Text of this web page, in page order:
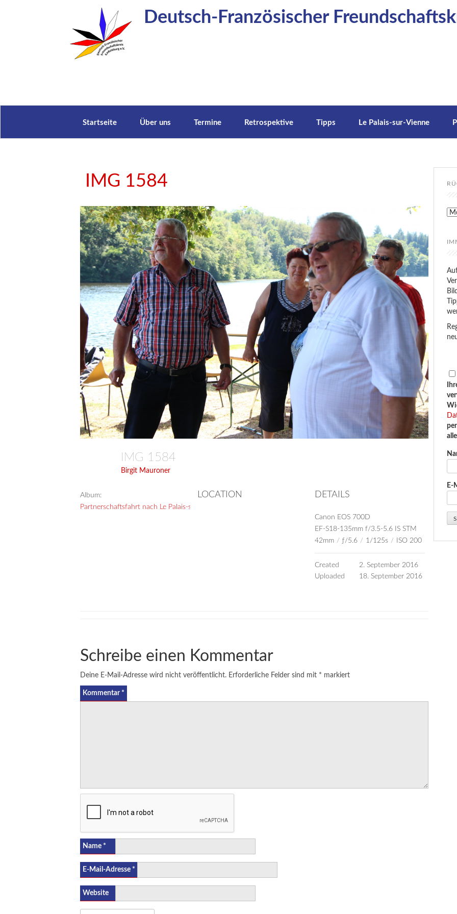
Deutsch-Französischer
Startseite Über uns Termine Retrospektive Tipps Le Palais-sur-Vienne
IMG 1584
IMG 1584
Birgit Mauroner
Album:
Partnerschaftsfahrt nach Le Palais-sur-Vienne
LOCATION DETAILS
Canon EOS 700D
EF-S18-135mm f/3.5-5.6 IS STM
42mm / ƒ/5.6 / 1/125s / ISO 200
Created
2. September 2016
Uploaded
18. September 2016
Schreibe einen Kommentar
Deine E-Mail-Adresse wird nicht veröffentlicht. Erforderliche Felder sind mit * markiert
Kommentar *
Name *
E-Mail-Adresse *
Website
E-